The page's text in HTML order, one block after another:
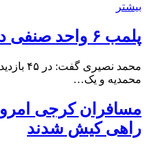
بیشتر
پلمب ۶ واحد صنفی در شهرستان البرز
محمدیه و یک…
مسافران کرجی امروز
راهی کیش شدند